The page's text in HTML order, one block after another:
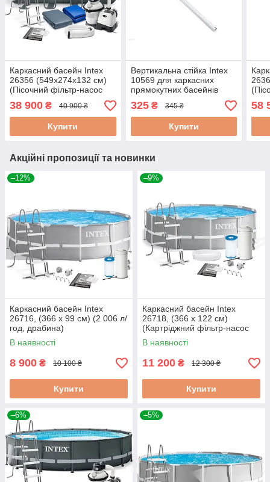
Каркасний басейн Intex
26356 (549х274х132 см)
(Пісочний фільтр-насос
4000 л/год, драбина, тент,
підстилка)
38 900 ₴ 40 900 ₴
Купити
Вертикальна стійка Intex
10569 для каркасних
прямокутних басейнів
Small Frame,Rectangular
frame (28273)
325₴ 345 ₴
Купити
58
Акційні пропозиції та новинки
–12%
Каркасний басейн Intex
26716, (366 x 99 см) (2 006 л/
год, драбина)
В наявності
8 900 ₴ 10 100 ₴
Купити
–9%
Каркасний басейн Intex
26718, (366 x 122 см)
(Картріджний фільтр-насос
3785 л/год, драбина)
В наявності
11 200 ₴ 12 300 ₴
Купити
–6% –5%